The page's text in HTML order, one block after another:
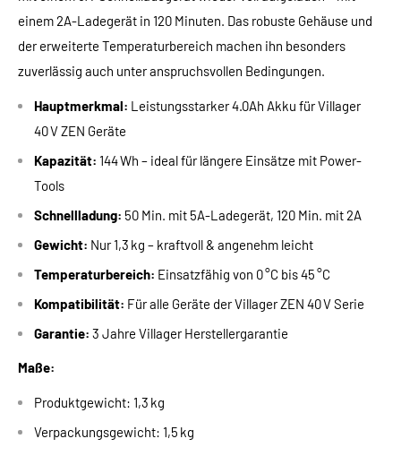
einem 2A-Ladegerät in 120 Minuten. Das robuste Gehäuse und
der erweiterte Temperaturbereich machen ihn besonders
zuverlässig auch unter anspruchsvollen Bedingungen.
Hauptmerkmal: Leistungsstarker 4.0Ah Akku für Villager
40 V ZEN Geräte
Kapazität: 144 Wh – ideal für längere Einsätze mit Power-
Tools
Schnellladung: 50 Min. mit 5A-Ladegerät, 120 Min. mit 2A
Gewicht: Nur 1,3 kg – kraftvoll & angenehm leicht
Temperaturbereich: Einsatzfähig von 0 °C bis 45 °C
Kompatibilität: Für alle Geräte der Villager ZEN 40 V Serie
Garantie: 3 Jahre Villager Herstellergarantie
Maße:
Produktgewicht: 1,3 kg
Verpackungsgewicht: 1,5 kg